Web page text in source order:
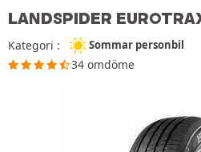
LANDSPIDER
Kategori : Sommar personbil
34 omdöme